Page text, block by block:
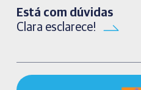
Está com dúvidas
Clara esclarece!